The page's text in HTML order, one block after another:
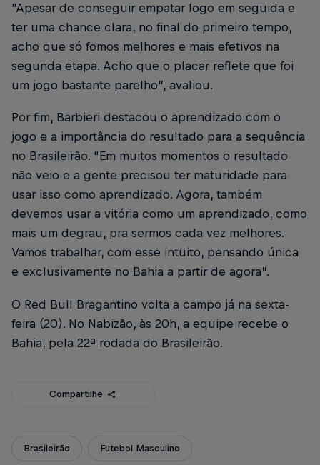
“Apesar de conseguir empatar logo em seguida e
ter uma chance clara, no final do primeiro tempo,
acho que só fomos melhores e mais efetivos na
segunda etapa. Acho que o placar reflete que foi
um jogo bastante parelho”, avaliou.
Por fim, Barbieri destacou o aprendizado com o
jogo e a importância do resultado para a sequência
no Brasileirão. “Em muitos momentos o resultado
não veio e a gente precisou ter maturidade para
usar isso como aprendizado. Agora, também
devemos usar a vitória como um aprendizado, como
mais um degrau, pra sermos cada vez melhores.
Vamos trabalhar, com esse intuito, pensando única
e exclusivamente no Bahia a partir de agora”.
O Red Bull Bragantino volta a campo já na sexta-
feira (20). No Nabizão, às 20h, a equipe recebe o
Bahia, pela 22ª rodada do Brasileirão.
Compartilhe
Brasileirão Futebol Masculino